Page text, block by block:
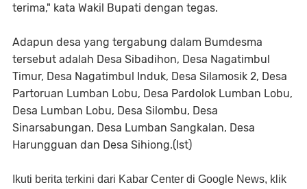
terima," kata Wakil Bupati dengan tegas.
Adapun desa yang tergabung dalam Bumdesma
tersebut adalah Desa Sibadihon, Desa Nagatimbul
Timur, Desa Nagatimbul Induk, Desa Silamosik 2, Desa
Partoruan Lumban Lobu, Desa Pardolok Lumban Lobu,
Desa Lumban Lobu, Desa Silombu, Desa
Sinarsabungan, Desa Lumban Sangkalan, Desa
Harungguan dan Desa Sihiong.(Ist)
Ikuti berita terkini dari Kabar Center di Google News, klik